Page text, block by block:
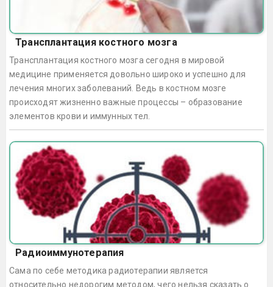
Трансплантация костного мозга
Трансплантация костного мозга сегодня в мировой
медицине применяется довольно широко и успешно для
лечения многих заболеваний. Ведь в костном мозге
происходят жизненно важные процессы – образование
элементов крови и иммунных тел.
Радиоиммунотерапия
Сама по себе методика радиотерапии является
относительно недорогим методом, чего нельзя сказать о